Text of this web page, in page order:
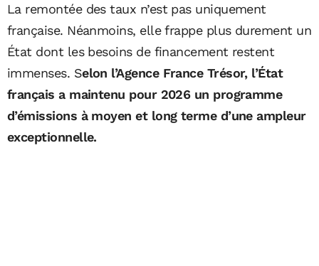
La remontée des taux n’est pas uniquement
française. Néanmoins, elle frappe plus durement un
État dont les besoins de financement restent
immenses. Selon l’Agence France Trésor, l’État
français a maintenu pour 2026 un programme
d’émissions à moyen et long terme d’une ampleur
exceptionnelle.